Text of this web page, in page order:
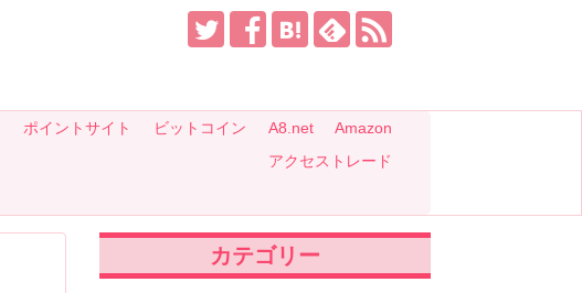
ポイントサイト ビットコイン A8.net
Amazon
アクセストレード
カテゴリー